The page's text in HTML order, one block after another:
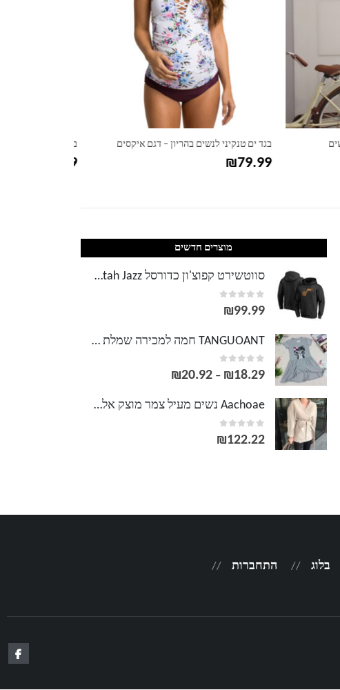
איקסים בגד ים שלם לנשים דגם פיינט – מידות גדולות
₪67.99
מוצרים חדשים
סווטשירט קפוצ'ון כדורסל NBA Utah Jazz
0
out of 5
₪99.99
TANGUOANT חמה למכירה שמלת ילדה חדשה קיץ הדפסת חתול אפור שמלת תינוקת בגדי ילדים שמלת ילדים שמלה 0-8 שנים
0
out of 5
₪18.29
–
₪20.92
מחירים:
Aachoae נשים מעיל צמר מוצק אלגנטי V צווארון תחבושת נקבה עטלף שרוול ארוך מעיל כיס רופף הלבשה עליונה
0
out of 5
₪122.22
בלוג התחברות